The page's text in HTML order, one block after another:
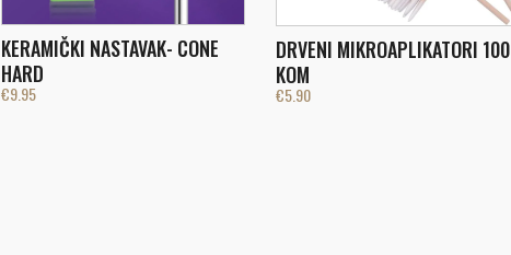
KERAMIČKI NASTAVAK- CONE
HARD
€9.95
DRVENI MIKROAPLIKATORI 100
KOM
€5.90